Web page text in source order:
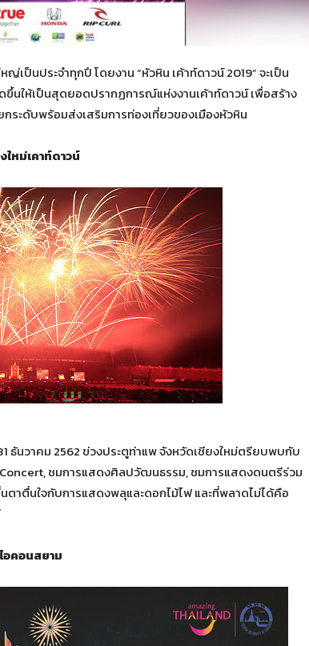
เป็นประจำทุกปี โดยงาน “หัวหิน เค้าท์ดาวน์ 2019” จะเป็น
ขึ้นให้เป็นสุดยอดปรากฏการณ์แห่งงานเค้าท์ดาวน์ เพื่อสร้าง
ระดับพร้อมส่งเสริมการท่องเที่ยวของเมืองหัวหิน
ใหม่เคาท์ดาวน์
ธันวาคม 2562 ข่วงประตูท่าแพ จังหวัดเชียงใหม่ตรียบพบกับ
ชมการแสดงศิลปวัฒนธรรม, ชมการแสดงดนตรีร่วม
าตื่นใจกับการแสดงพลุและดอกไม้ไฟ และที่พลาดไม่ได้คือ
อคอนสยาม